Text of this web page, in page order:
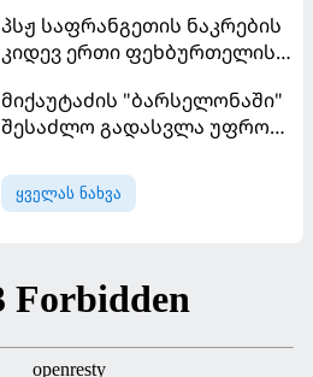
პსჟ საფრანგეთის ნაკრების
კიდევ ერთი ფეხბურთელის
მიქაუტაძის "ბარსელონაში"
შესაძლო გადასვლა უფრო
ესაუბრა ქართველი
კატალონიელთა მთავარ
ყველას ნახვა